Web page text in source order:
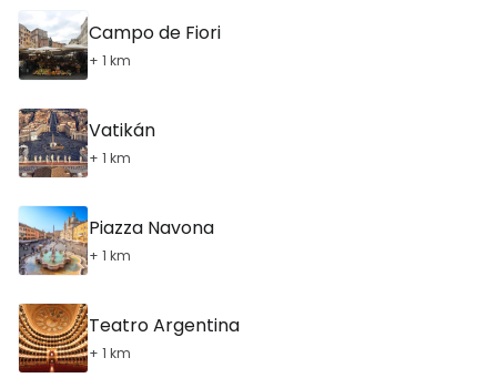
Campo de Fiori
+ 1 km
Vatikán
+ 1 km
Piazza Navona
+ 1 km
Teatro Argentina
+ 1 km